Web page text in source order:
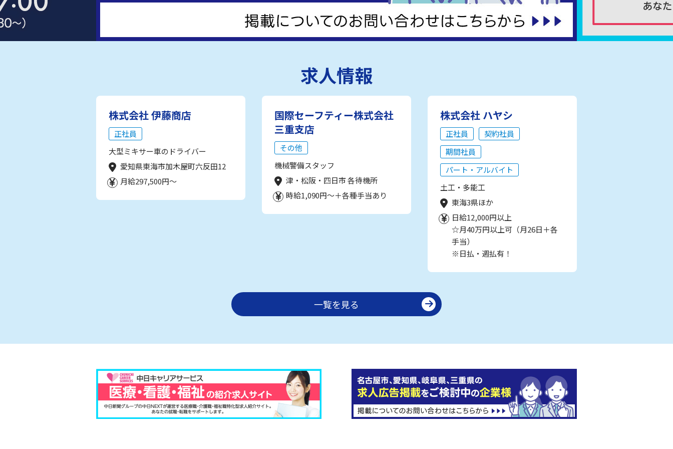
求人情報
株式会社 伊藤商店
正社員
大型ミキサー車のドライバー
愛知県東海市加木屋町六反田12
月給297,500円～
国際セーフティー株式会社
三重支店
その他
機械警備スタッフ
津・松阪・四日市 各待機所
時給1,090円～＋各種手当あり
株式会社 ハヤシ
正社員
契約社員
期間社員
パート・アルバイト
土工・多能工
東海3県ほか
日給12,000円以上
☆月40万円以上可（月26日＋各
手当）
※日払・週払有！
一覧を見る